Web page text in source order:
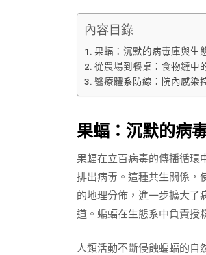
內容目錄
果蝠：沉默的病毒庫與生
從農場到餐桌：食物鏈中
醫療體系防線：院內感染
果蝠：沉默的病
果蝠在立百病毒的傳播循環
排出病毒。這種共生關係，
的地理分佈，進一步擴大了
道。蝙蝠在生態系中負責授
人類活動不斷侵蝕蝙蝠的自